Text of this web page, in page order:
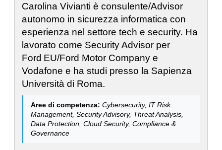
Carolina Vivianti è consulente/Advisor
autonomo in sicurezza informatica con
esperienza nel settore tech e security. Ha
lavorato come Security Advisor per
Ford EU/Ford Motor Company e
Vodafone e ha studi presso la Sapienza
Università di Roma.
Aree di competenza: Cybersecurity, IT Risk
Management, Security Advisory, Threat Analysis,
Data Protection, Cloud Security, Compliance &
Governance